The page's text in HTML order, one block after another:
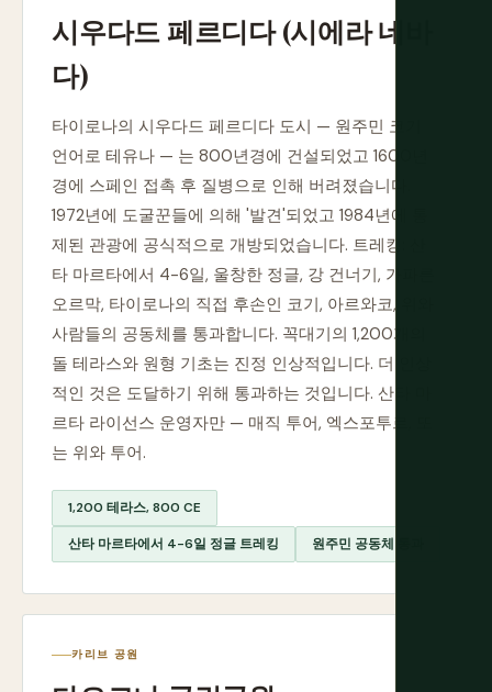
시우다드 페르디다 (시에라 네바
다)
타이로나의 시우다드 페르디다 도시 — 원주민 코기
언어로 테유나 — 는 800년경에 건설되었고 1600년
경에 스페인 접촉 후 질병으로 인해 버려졌습니다.
1972년에 도굴꾼들에 의해 '발견'되었고 1984년에 통
제된 관광에 공식적으로 개방되었습니다. 트레킹: 산
타 마르타에서 4-6일, 울창한 정글, 강 건너기, 가파른
오르막, 타이로나의 직접 후손인 코기, 아르와코, 위와
사람들의 공동체를 통과합니다. 꼭대기의 1,200개의
돌 테라스와 원형 기초는 진정 인상적입니다. 더 인상
적인 것은 도달하기 위해 통과하는 것입니다. 산타 마
르타 라이선스 운영자만 — 매직 투어, 엑스포투르, 또
는 위와 투어.
1,200 테라스, 800 CE
산타 마르타에서 4-6일 정글 트레킹 원주민 공동체 통과
카리브 공원